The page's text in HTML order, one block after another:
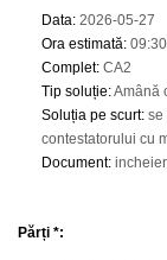
Data: 2026-05-27
Ora estimată: 09:30
Complet: CA2
Tip soluție:Amână
Soluția pe scurt: se
contestatorului cu
Document:
Părți *: